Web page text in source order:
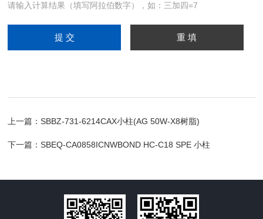
请输入计算结果（填写阿拉伯数字），如：三加四=7
上一篇：SBBZ-731-6214CAX小柱(AG 50W-X8树脂)
下一篇：SBEQ-CA0858ICNWBOND HC-C18 SPE 小柱